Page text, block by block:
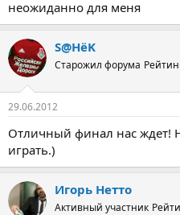
неожиданно для меня
S@HёK
Старожил форума
29.06.2012
Отличный финал нас ждет!
играть.)
Игорь Нетто
Активный участник